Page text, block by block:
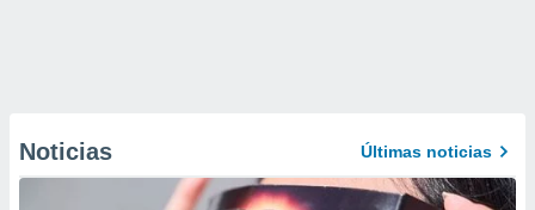
Noticias Últimas noticias